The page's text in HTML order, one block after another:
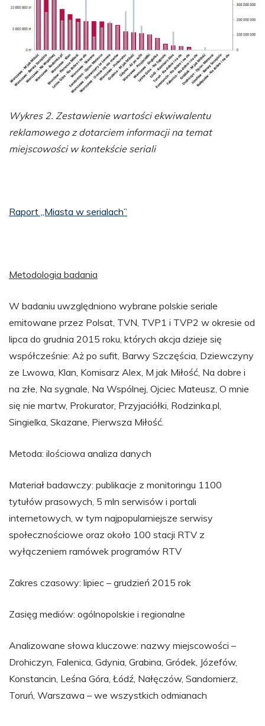
Wykres 2. Zestawienie wartości ekwiwalentu
reklamowego z dotarciem informacji na temat
miejscowości w kontekście seriali
Raport „Miasta w serialach”
Metodologia badania
W badaniu uwzględniono wybrane polskie seriale
emitowane przez Polsat, TVN, TVP1 i TVP2 w okresie od
lipca do grudnia 2015 roku, których akcja dzieje się
współcześnie: Aż po sufit, Barwy Szczęścia, Dziewczyny
ze Lwowa, Klan, Komisarz Alex, M jak Miłość, Na dobre i
na złe, Na sygnale, Na Wspólnej, Ojciec Mateusz, O mnie
się nie martw, Prokurator, Przyjaciółki, Rodzinka.pl,
Singielka, Skazane, Pierwsza Miłość.
Metoda: ilościowa analiza danych
Materiał badawczy: publikacje z monitoringu 1100
tytułów prasowych, 5 mln serwisów i portali
internetowych, w tym najpopularniejsze serwisy
społecznościowe oraz około 100 stacji RTV z
wyłączeniem ramówek programów RTV
Zakres czasowy: lipiec – grudzień 2015 rok
Zasięg mediów: ogólnopolskie i regionalne
Analizowane słowa kluczowe: nazwy miejscowości –
Drohiczyn, Falenica, Gdynia, Grabina, Gródek, Józefów,
Konstancin, Leśna Góra, Łódź, Nałęczów, Sandomierz,
Toruń, Warszawa – we wszystkich odmianach